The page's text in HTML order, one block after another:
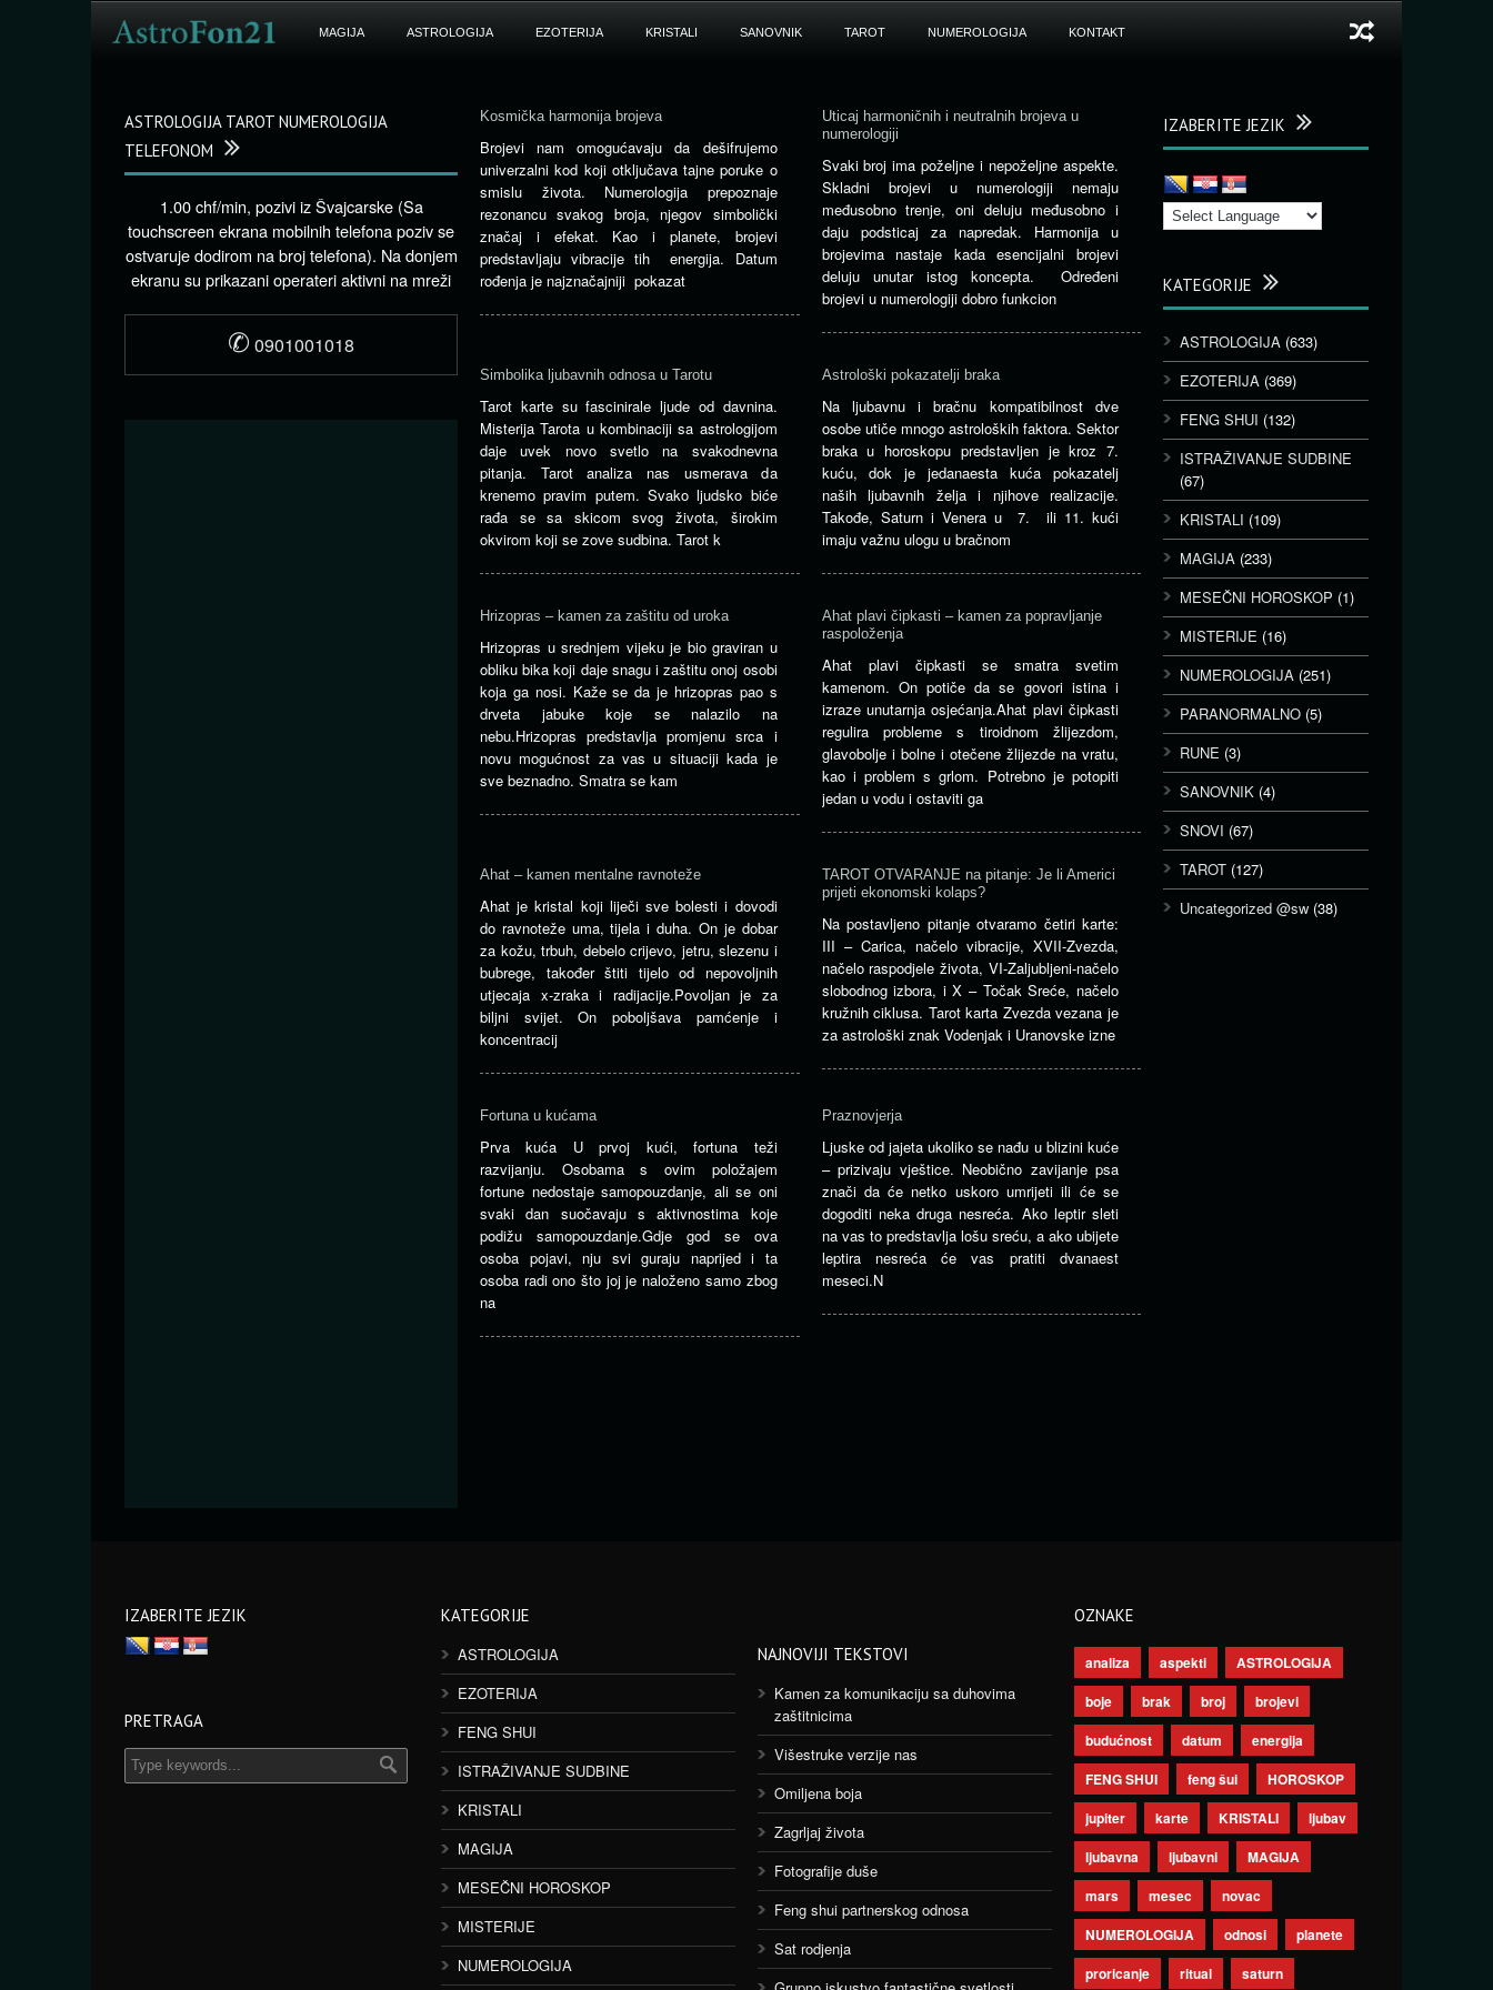
MAGIJA ASTROLOGIJA EZOTERIJA KRISTALI SANOVNIK TAROT NUMEROLOGIJA KONTAKT
Kosmička harmonija brojeva
Brojevi nam omogućavaju da dešifrujemo
univerzalni kod koji otključava tajne poruke o
smislu života. Numerologija prepoznaje
rezonancu svakog broja, njegov simbolički
značaj i efekat. Kao i planete, brojevi
predstavljaju vibracije tih energija. Datum
rođenja je najznačajniji pokazat
Uticaj harmoničnih i neutralnih brojeva u
numerologiji
Svaki broj ima poželjne i nepoželjne aspekte.
Skladni brojevi u numerologiji nemaju
međusobno trenje, oni deluju međusobno i
daju podsticaj za napredak. Harmonija u
brojevima nastaje kada esencijalni brojevi
deluju unutar istog koncepta. Određeni
brojevi u numerologiji dobro funkcion
Simbolika ljubavnih odnosa u Tarotu
Tarot karte su fascinirale ljude od davnina.
Misterija Tarota u kombinaciji sa astrologijom
daje uvek novo svetlo na svakodnevna
pitanja. Tarot analiza nas usmerava da
krenemo pravim putem. Svako ljudsko biće
rađa se sa skicom svog života, širokim
okvirom koji se zove sudbina. Tarot k
Astrološki pokazatelji braka
Na ljubavnu i bračnu kompatibilnost dve
osobe utiče mnogo astroloških faktora. Sektor
braka u horoskopu predstavljen je kroz 7.
kuću, dok je jedanaesta kuća pokazatelj
naših ljubavnih želja i njihove realizacije.
Takođe, Saturn i Venera u 7. ili 11. kući
imaju važnu ulogu u bračnom
Hrizopras – kamen za zaštitu od uroka
Hrizopras u srednjem vijeku je bio graviran u
obliku bika koji daje snagu i zaštitu onoj osobi
koja ga nosi. Kaže se da je hrizopras pao s
drveta jabuke koje se nalazilo na
nebu.Hrizopras predstavlja promjenu srca i
novu mogućnost za vas u situaciji kada je
sve beznadno. Smatra se kam
Ahat plavi čipkasti – kamen za popravljanje
raspoloženja
Ahat plavi čipkasti se smatra svetim
kamenom. On potiče da se govori istina i
izraze unutarnja osjećanja.Ahat plavi čipkasti
regulira probleme s tiroidnom žlijezdom,
glavobolje i bolne i otečene žlijezde na vratu,
kao i problem s grlom. Potrebno je potopiti
jedan u vodu i ostaviti ga
Ahat – kamen mentalne ravnoteže
Ahat je kristal koji liječi sve bolesti i dovodi
do ravnoteže uma, tijela i duha. On je dobar
za kožu, trbuh, debelo crijevo, jetru, slezenu i
bubrege, također štiti tijelo od nepovoljnih
utjecaja x-zraka i radijacije.Povoljan je za
biljni svijet. On poboljšava pamćenje i
koncentracij
TAROT OTVARANJE na pitanje: Je li Americi
prijeti ekonomski kolaps?
Na postavljeno pitanje otvaramo četiri karte:
III – Carica, načelo vibracije, XVII-Zvezda,
načelo raspodjele života, VI-Zaljubljeni-načelo
slobodnog izbora, i X – Točak Sreće, načelo
kružnih ciklusa. Tarot karta Zvezda vezana je
za astrološki znak Vodenjak i Uranovske izne
Fortuna u kućama
Prva kuća U prvoj kući, fortuna teži
razvijanju. Osobama s ovim položajem
fortune nedostaje samopouzdanje, ali se oni
svaki dan suočavaju s aktivnostima koje
podižu samopouzdanje.Gdje god se ova
osoba pojavi, nju svi guraju naprijed i ta
osoba radi ono što joj je naloženo samo zbog
na
Praznovjerja
Ljuske od jajeta ukoliko se nađu u blizini kuće
– prizivaju vještice. Neobično zavijanje psa
znači da će netko uskoro umrijeti ili će se
dogoditi neka druga nesreća. Ako leptir sleti
na vas to predstavlja lošu sreću, a ako ubijete
leptira nesreća će vas pratiti dvanaest
meseci.N
IZABERITE JEZIK
KATEGORIJE
ASTROLOGIJA (633)
EZOTERIJA (369)
FENG SHUI (132)
ISTRAŽIVANJE SUDBINE
(67)
KRISTALI (109)
MAGIJA (233)
MESEČNI HOROSKOP (1)
MISTERIJE (16)
NUMEROLOGIJA (251)
PARANORMALNO (5)
RUNE (3)
SANOVNIK (4)
SNOVI (67)
TAROT (127)
Uncategorized @sw (38)
ASTROLOGIJA TAROT NUMEROLOGIJA
TELEFONOM
1.00 chf/min, pozivi iz Švajcarske (Sa
touchscreen ekrana mobilnih telefona poziv se
ostvaruje dodirom na broj telefona). Na donjem
ekranu su prikazani operateri aktivni na mreži
✆ 0901001018
IZABERITE JEZIK
PRETRAGA
KATEGORIJE
ASTROLOGIJA
EZOTERIJA
FENG SHUI
ISTRAŽIVANJE SUDBINE
KRISTALI
MAGIJA
MESEČNI HOROSKOP
MISTERIJE
NUMEROLOGIJA
NAJNOVIJI TEKSTOVI
Kamen za komunikaciju sa duhovima
zaštitnicima
Višestruke verzije nas
Omiljena boja
Zagrljaj života
Fotografije duše
Feng shui partnerskog odnosa
Sat rodjenja
OZNAKE
analiza aspekti
ASTROLOGIJA
boje
brak broj
brojevi
budućnost
datum
energija
FENG SHUI
feng šui
HOROSKOP
jupiter
karte KRISTALI
ljubav
ljubavna
ljubavni
MAGIJA
mars
mesec
novac
NUMEROLOGIJA
odnosi
planete
proricanje
ritual saturn